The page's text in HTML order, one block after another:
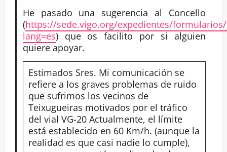
He pasado una sugerencia al Concello
(https://sede.vigo.org/expedientes/formularios/
lang=es) que os facilito por si alguien
quiere apoyar.
Estimados Sres. Mi comunicación se
refiere a los graves problemas de ruido
que sufrimos los vecinos de
Teixugueiras motivados por el tráfico
del vial VG-20 Actualmente, el límite
está establecido en 60 Km/h. (aunque la
realidad es que casi nadie lo cumple),